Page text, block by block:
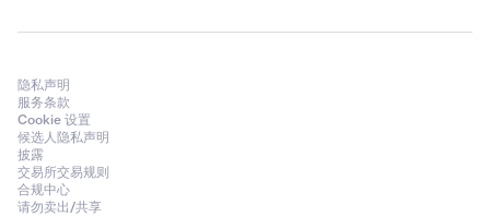
隐私声明
服务条款
Cookie 设置
候选人隐私声明
披露
交易所交易规则
合规中心
请勿卖出/共享